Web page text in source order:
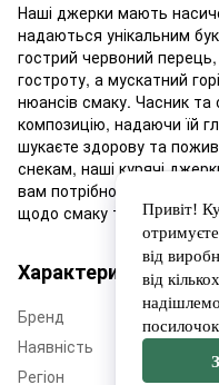
Наші джерки мають
надаються унікальним
гострий червоний
гостроту, а мускатний
нюансів смаку. Часник
композицію, надаючи їй
шукаєте здорову та
снекам, наші курячі
вам потрібно. Це вибір,
щодо смаку та здоров'я
Характеристики
Бренд
Дім Еко
Наявність
Регіон